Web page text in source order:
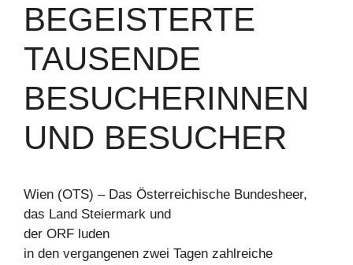
BEGEISTERTE
TAUSENDE
BESUCHERINNEN
UND BESUCHER
Wien (OTS) – Das Österreichische Bundesheer,
das Land Steiermark und
der ORF luden
in den vergangenen zwei Tagen zahlreiche